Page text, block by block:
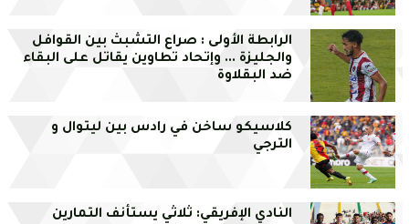
الرابطة الأولى : صراع التشبث بين القوافل
والجليزة ... وإتحاد تطاوين يقاتل على البقاء
ضد البقلاوة
كلاسيكو ساخن في رادس بين ليتوال و
الترجي
النادي الإفريقي: ثلاثي يستأنف التمارين